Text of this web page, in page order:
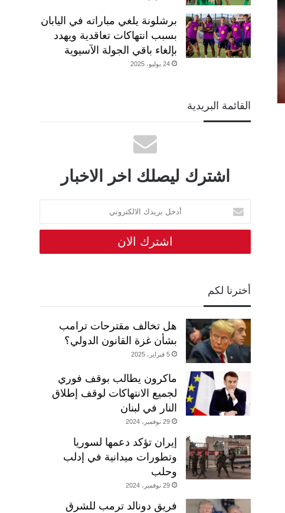
برشلونة يلغي مباراته في اليابان
بسبب انتهاكات تعاقدية ويهدد
بإلغاء باقي الجولة الآسيوية
24 يوليو، 2025
القائمة البريدية
اشترك ليصلك اخر الاخبار
أدخل
بريدك
الالكتروني
أخترنا لكم
هل تخالف مقترحات ترامب
بشأن غزة القانون الدولي؟
5 فبراير، 2025
ماكرون يطالب بوقف فوري
لجميع الانتهاكات لوقف إطلاق
النار في لبنان
29 نوفمبر، 2024
إيران تؤكد دعمها لسوريا
وتطورات ميدانية في إدلب
وحلب
29 نوفمبر، 2024
فريق دونالد ترمب للشرق